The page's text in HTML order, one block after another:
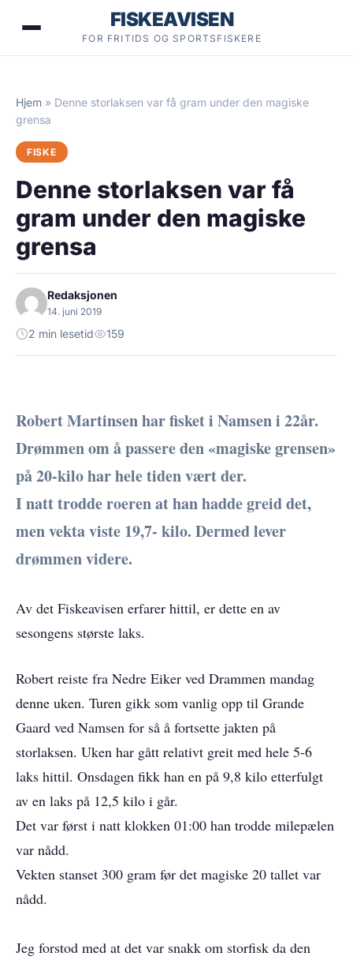
FISKEAVISEN
FOR FRITIDS OG SPORTSFISKERE
Hjem » Denne storlaksen var få gram under den magiske
grensa
FISKE
Denne storlaksen var få
gram under den magiske
grensa
Redaksjonen
14. juni 2019
2 min lesetid 159
Robert Martinsen har fisket i Namsen i 22år.
Drømmen om å passere den «magiske grensen»
på 20-kilo har hele tiden vært der.
I natt trodde roeren at han hadde greid det,
men vekta viste 19,7- kilo. Dermed lever
drømmen videre.
Av det Fiskeavisen erfarer hittil, er dette en av
sesongens største laks.
Robert reiste fra Nedre Eiker ved Drammen mandag
denne uken. Turen gikk som vanlig opp til Grande
Gaard ved Namsen for så å fortsette jakten på
storlaksen. Uken har gått relativt greit med hele 5-6
laks hittil. Onsdagen fikk han en på 9,8 kilo etterfulgt
av en laks på 12,5 kilo i går.
Det var først i natt klokken 01:00 han trodde milepælen
var nådd.
Vekten stanset 300 gram før det magiske 20 tallet var
nådd.
Jeg forstod med at det var snakk om storfisk da den